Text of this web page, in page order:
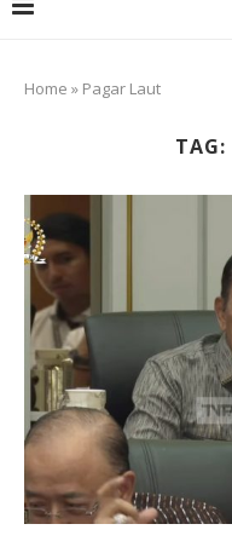
Home » Pagar Laut
TAG: